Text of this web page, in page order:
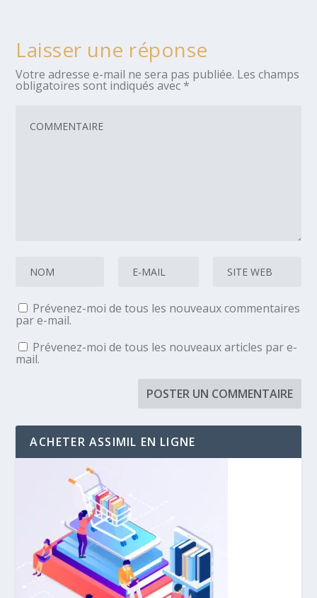
Laisser une réponse
Votre adresse e-mail ne sera pas publiée. Les champs
obligatoires sont indiqués avec *
Prévenez-moi de tous les nouveaux commentaires
par e-mail.
Prévenez-moi de tous les nouveaux articles par e-
mail.
ACHETER ASSIMIL EN LIGNE